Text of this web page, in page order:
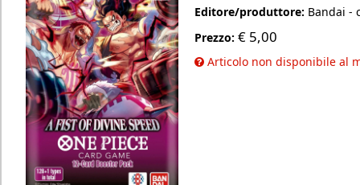
Editore/produttore: Bandai -
Prezzo: € 5,00
Articolo non disponibile al